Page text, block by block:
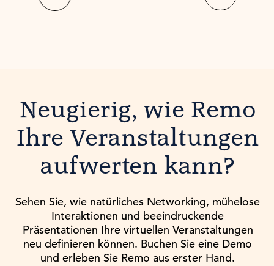
Slide 3 of 8.
Neugierig, wie Remo
Ihre Veranstaltungen
aufwerten kann?
Sehen Sie, wie natürliches Networking, mühelose
Interaktionen und beeindruckende
Präsentationen Ihre virtuellen Veranstaltungen
neu definieren können. Buchen Sie eine Demo
und erleben Sie Remo aus erster Hand.